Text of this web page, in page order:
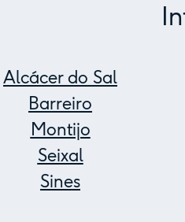
Alcácer do Sal
Barreiro
Montijo
Seixal
Sines